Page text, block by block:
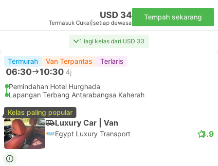
USD 34
Termasuk Cukai setiap dewasa
Tempah sekarang
1 lagi kelas dari USD 33
Termurah Van Terpantas Terlaris
06:30 10:30 4j
Pemindahan Hotel Hurghada
Lapangan Terbang Antarabangsa Kaherah
Kelas paling popular
Luxury Car | Van
Egypt Luxury Transport 3.9